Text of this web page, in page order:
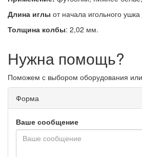
Длина иглы от начала игольного
Толщина колбы: 2,02 мм.
Нужна помощь?
Поможем с выбором оборудования или
Форма
Ваше сообщение